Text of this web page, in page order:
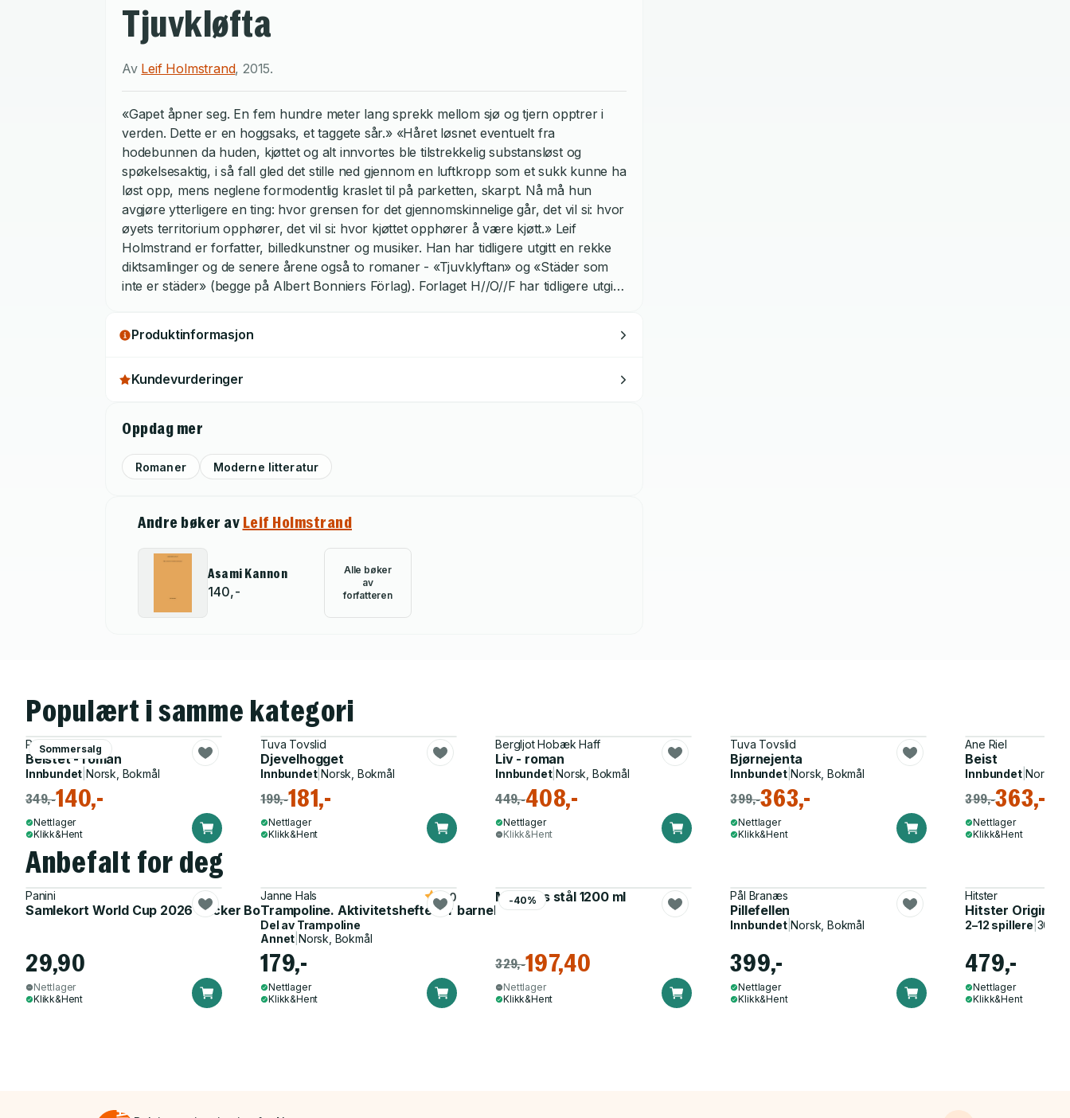
Tjuvkløfta
Av Leif Holmstrand,2015.
«Gapet åpner seg. En fem hundre meter lang sprekk mellom sjø og tjern opptrer i
verden. Dette er en hoggsaks, et taggete sår.» «Håret løsnet eventuelt fra
hodebunnen da huden, kjøttet og alt innvortes ble tilstrekkelig substansløst og
spøkelsesaktig, i så fall gled det stille ned gjennom en luftkropp som et sukk kunne ha
løst opp, mens neglene formodentlig kraslet til på parketten, skarpt. Nå må hun
avgjøre ytterligere en ting: hvor grensen for det gjennomskinnelige går, det vil si: hvor
øyets territorium opphører, det vil si: hvor kjøttet opphører å være kjøtt.» Leif
Holmstrand er forfatter, billedkunstner og musiker. Han har tidligere utgitt en rekke
diktsamlinger og de senere årene også to romaner - «Tjuvklyftan» og «Städer som
inte er städer» (begge på Albert Bonniers Förlag). Forlaget H//O//F har tidligere utgitt
Leif Holmstrand hører til blant Sveriges viktigste samtidsforfattere." - Kristian
ikke minst forundelig morsom bok. [...] Vi har alle vår egen tjuvkløft." - Aase Berg,
Produktinformasjon
Kundevurderinger
Oppdag mer
Romaner Moderne litteratur
Andre bøker av Leif Holmstrand
Asami Kannon
140,-
Alle bøker
av
forfatteren
Populært i samme kategori
Sommersalg
Per Schreiner
Beistet - roman
Innbundet |Norsk, Bokmål
349,-140,-
Nettlager
Klikk&Hent
Tuva Tovslid
Djevelhogget
Innbundet|Norsk, Bokmål
199,-181,-
Nettlager
Klikk&Hent
Bergljot Hobæk Haff
Liv - roman
Innbundet|Norsk, Bokmål
449,-408,-
Nettlager
Klikk&Hent
Tuva Tovslid
Bjørnejenta
Innbundet|Norsk, Bokmål
399,-363,-
Nettlager
Klikk&Hent
Ane Riel
Beist
Innbundet|Norsk,
399,-363,-
Nettlager
Klikk&Hent
Anbefalt for deg
Panini
Samlekort World Cup 2026 Sticker Booster
29,90
Nettlager
Klikk&Hent
Janne Hals
Trampoline. Aktivitetshefte for barnehagen
5.0
Del av Trampoline
Annet Norsk, Bokmål
179,-
Nettlager
Klikk&Hent
-40%
Matboks stål 1200 ml
329,-197,40
Nettlager
Klikk&Hent
Pål Branæs
Pillefellen
Innbundet|Norsk, Bokmål
399,-
Nettlager
Klikk&Hent
Hitster
Hitster Original
2–12 spillere
479,-
Nettlager
Klikk&Hent